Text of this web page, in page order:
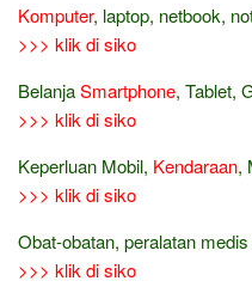
Komputer, laptop, netbook,
>>> klik di siko
BelanjaSmartphone, Tablet,
>>> klik di siko
Keperluan Mobil, Kendaraan,
>>> klik di siko
Obat-obatan, peralatan
>>> klik di siko